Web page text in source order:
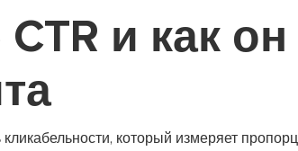
CTR и как
кликабельности, который измеряет